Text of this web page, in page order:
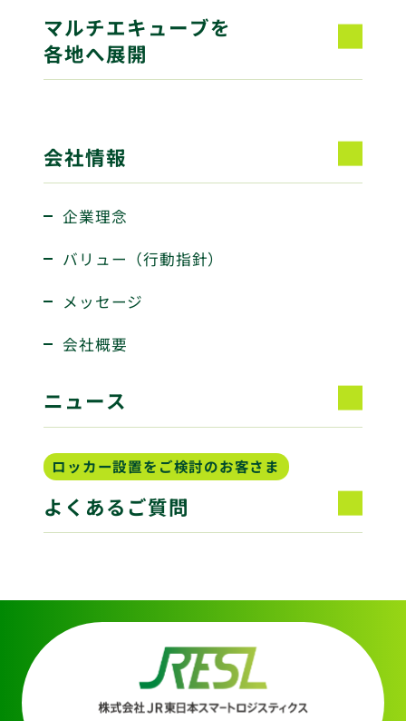
マルチエキューブを
各地へ展開
会社情報
企業理念
バリュー（行動指針）
メッセージ
会社概要
ニュース
ロッカー設置をご検討のお客さま
よくあるご質問